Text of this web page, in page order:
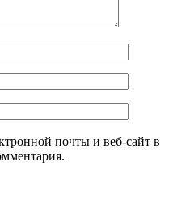
почты и веб-сайт в